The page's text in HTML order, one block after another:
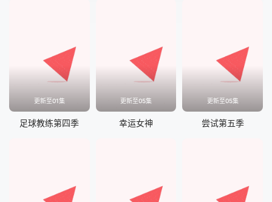
更新至01集
足球教练第四季
更新至05集
幸运女神
更新至05集
尝试第五季